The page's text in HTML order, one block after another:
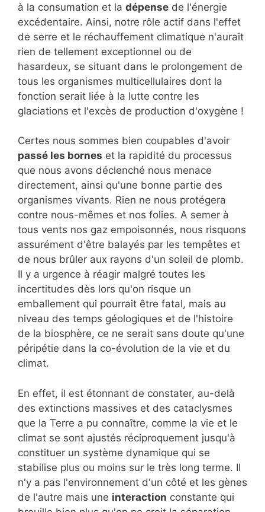
à la consumation et la dépense de l'énergie
excédentaire. Ainsi, notre rôle actif dans l'effet
de serre et le réchauffement climatique n'aurait
rien de tellement exceptionnel ou de
hasardeux, se situant dans le prolongement de
tous les organismes multicellulaires dont la
fonction serait liée à la lutte contre les
glaciations et l'excès de production d'oxygène !
Certes nous sommes bien coupables d'avoir
passé les bornes et la rapidité du processus
que nous avons déclenché nous menace
directement, ainsi qu'une bonne partie des
organismes vivants. Rien ne nous protégera
contre nous-mêmes et nos folies. A semer à
tous vents nos gaz empoisonnés, nous risquons
assurément d'être balayés par les tempêtes et
de nous brûler aux rayons d'un soleil de plomb.
Il y a urgence à réagir malgré toutes les
incertitudes dès lors qu'on risque un
emballement qui pourrait être fatal, mais au
niveau des temps géologiques et de l'histoire
de la biosphère, ce ne serait sans doute qu'une
péripétie dans la co-évolution de la vie et du
climat.
En effet, il est étonnant de constater, au-delà
des extinctions massives et des cataclysmes
que la Terre a pu connaître, comme la vie et le
climat se sont ajustés réciproquement jusqu'à
constituer un système dynamique qui se
stabilise plus ou moins sur le très long terme. Il
n'y a pas l'environnement d'un côté et les gènes
de l'autre mais une interaction constante qui